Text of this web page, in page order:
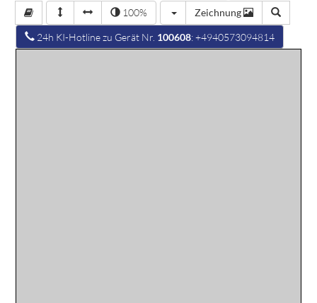
100% Zeichnung
24h KI-Hotline zu Gerät Nr. 100608: +4940573094814